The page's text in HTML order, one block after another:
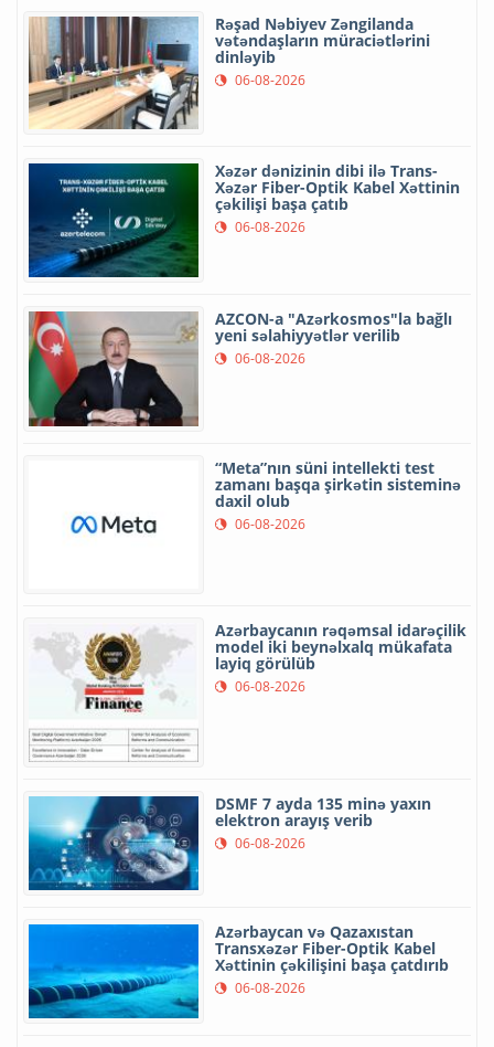
Rəşad Nəbiyev Zəngilanda
vətəndaşların müraciətlərini
dinləyib
06-08-2026
Xəzər dənizinin dibi ilə Trans-
Xəzər Fiber-Optik Kabel Xəttinin
çəkilişi başa çatıb
06-08-2026
AZCON-a "Azərkosmos"la bağlı
yeni səlahiyyətlər verilib
06-08-2026
“Meta”nın süni intellekti test
zamanı başqa şirkətin sisteminə
daxil olub
06-08-2026
Azərbaycanın rəqəmsal idarəçilik
model iki beynəlxalq mükafata
layiq görülüb
06-08-2026
DSMF 7 ayda 135 minə yaxın
elektron arayış verib
06-08-2026
Azərbaycan və Qazaxıstan
Transxəzər Fiber-Optik Kabel
Xəttinin çəkilişini başa çatdırıb
06-08-2026